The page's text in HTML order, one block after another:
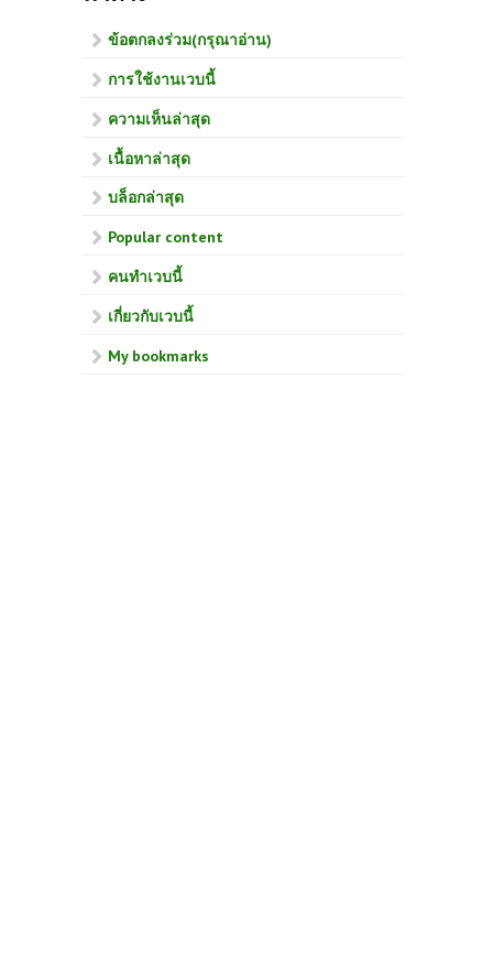
ข้อตกลงร่วม(กรุณาอ่าน)
การใช้งานเวบนี้
ความเห็นล่าสุด
เนื้อหาล่าสุด
บล็อกล่าสุด
Popular content
คนทำเวบนี้
เกี่ยวกับเวบนี้
My bookmarks